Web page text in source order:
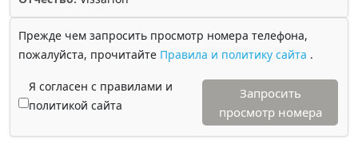
Прежде чем запросить просмотр номера телефона,
пожалуйста, прочитайте Правила и политику сайта .
Я согласен с правилами и
политикой сайта
Запросить
просмотр номера